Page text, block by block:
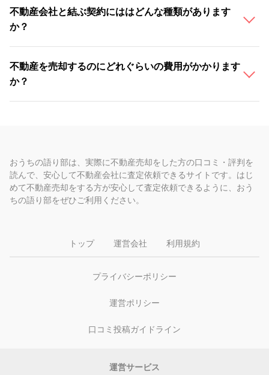
不動産会社と結ぶ契約にははどんな種類があります
か？
不動産を売却するのにどれぐらいの費用がかかります
か？
おうちの語り部は、実際に不動産売却をした方の口コミ・評判を
読んで、安心して不動産会社に査定依頼できるサイトです。はじ
めて不動産売却をする方が安心して査定依頼できるように、おう
ちの語り部をぜひご利用ください。
トップ 運営会社 利用規約
プライバシーポリシー
運営ポリシー
口コミ投稿ガイドライン
運営サービス